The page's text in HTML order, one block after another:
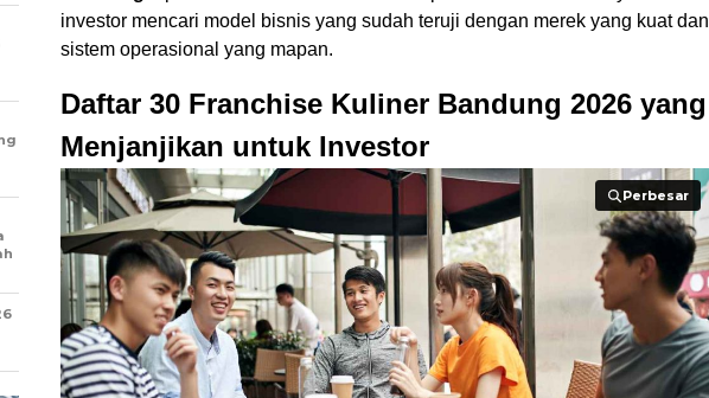
investor mencari model bisnis yang sudah teruji dengan merek yang kuat dan
sistem operasional yang mapan.
Daftar 30 Franchise Kuliner Bandung 2026 yang
Menjanjikan untuk Investor
Perbesar
Perbesar